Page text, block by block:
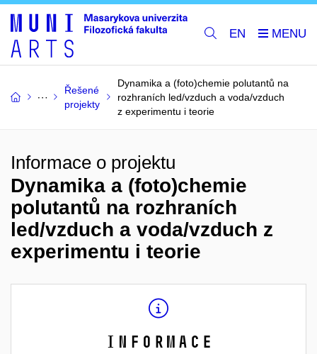
EN
Řešené
projekty
Dynamika a (foto)chemie polutantů na
rozhraních led/vzduch a voda/vzduch
z experimentu i teorie
Informace o projektu
Dynamika a (foto)chemie
polutantů na rozhraních
led/vzduch a voda/vzduch z
experimentu i teorie
Informace